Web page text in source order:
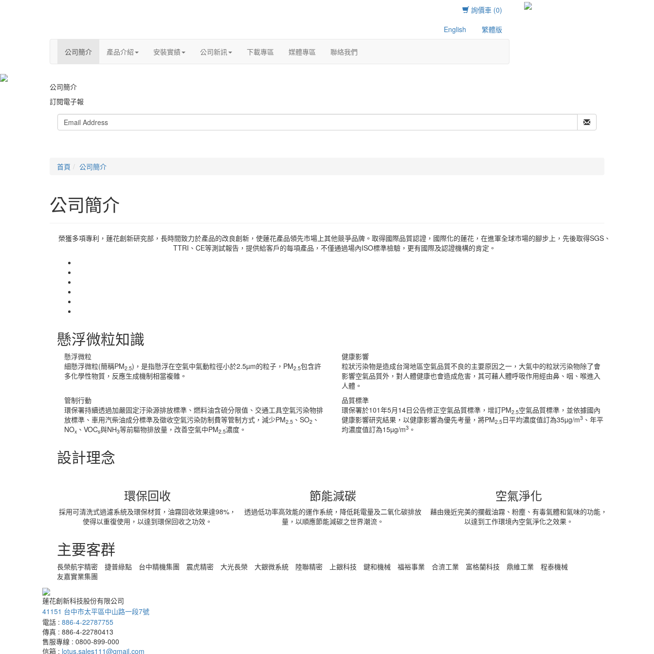
詢價車 (0)
English
繁體版
公司簡介 產品介紹 安裝實績 公司新訊 下載專區 媒體專區 聯絡我們
公司簡介
訂閱電子報
首頁 公司簡介
公司簡介
榮獲多項專利，蓮花創新研究部，長時間致力於產品的改良創新，使蓮花產品領先市場上其他競爭品牌。取得國際品質認證，國際化的蓮花，在進軍全球市場的腳步上，先後取得SGS、
TTRI、CE等測試報告，提供給客戶的每項產品，不僅通過場內ISO標準檢驗，更有國際及認證機構的肯定。
懸浮微粒知識
懸浮微粒
細懸浮微粒(簡稱PM2.5)，是指懸浮在空氣中氣動粒徑小於2.5µm的粒子，PM2.5包含許
多化學性物質，反應生成機制相當複雜。
健康影響
粒狀污染物是造成台灣地區空氣品質不良的主要原因之一，大氣中的粒狀污染物除了會
影響空氣品質外，對人體健康也會造成危害，其可藉人體呼吸作用經由鼻、咽、喉進入
人體。
管制行動
環保署持續透過加嚴固定汙染源排放標準、燃料油含硫分限值、交通工具空氣污染物排
放標準、車用汽柴油成分標準及徵收空氣污染防制費等管制方式，減少PM2.5 、SO2 、
NOx 、VOCs與NH3等前驅物排放量，改善空氣中PM2.5濃度。
品質標準
環保署於101年5月14日公告修正空氣品質標準，增訂PM2.5空氣品質標準，並依據國內
健康影響研究結果，以健康影響為優先考量，將PM2.5日平均濃度值訂為35µg/m3 、年平
均濃度值訂為15µg/m3 。
設計理念
環保回收
採用可清洗式過濾系統及環保材質，油霧回收效果達98%，
使得以重復使用，以達到環保回收之功效。
節能減碳
透過低功率高效能的運作系統，降低耗電量及二氧化碳排放
量，以順應節能減碳之世界潮流。
空氣淨化
藉由幾近完美的攔截油霧、粉塵、有毒氣體和氣味的功能，
以達到工作環境內空氣淨化之效果。
主要客群
長榮航宇精密 捷普綠點 台中精機集團 震虎精密 大光長榮 大銀微系統 陸聯精密 上銀科技 鍵和機械 福裕事業 合濟工業 富格蘭科技 鼎維工業
程泰機械
友嘉實業集團
蓮花創新科技股份有限公司
41151 台中市太平區中山路一段7號
電話 : 886-4-22787755
傳真 : 886-4-22780413
售服專線 : 0800-899-000
信箱 : lotus.sales111@gmail.com